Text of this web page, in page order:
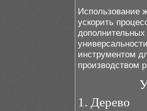
Использование
ускорить
инструментом
производством
1. Дерево